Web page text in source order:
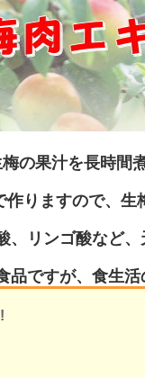
の果汁を長時間
作りますので、生
、リンゴ酸など、
品ですが、食生